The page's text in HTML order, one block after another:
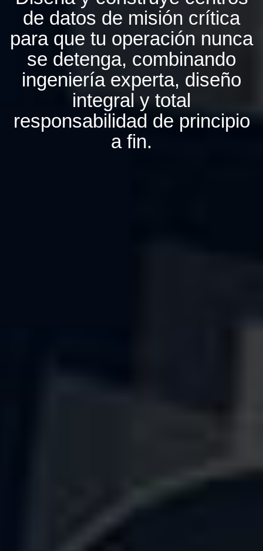
de datos de misión crítica
para que tu operación nunca
se detenga, combinando
ingeniería experta, diseño
integral y total
responsabilidad de principio
a fin.